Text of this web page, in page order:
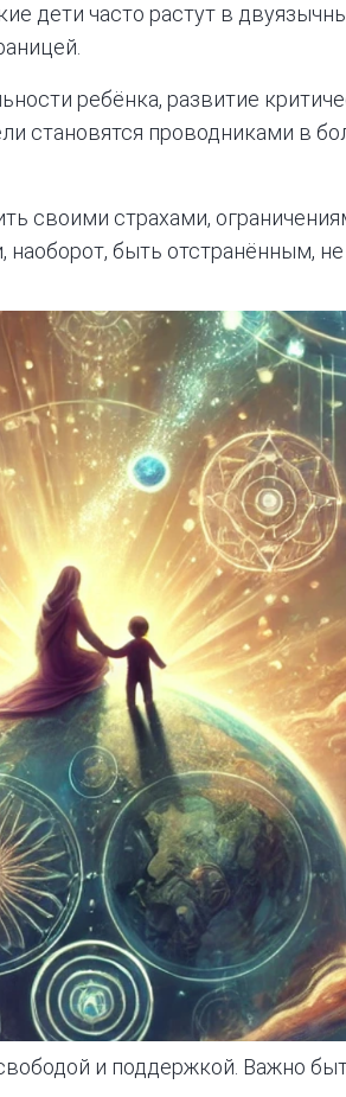
дети часто растут в
ребёнка, развитие
становятся проводниками в
своими страхами,
быть отстранённым,
и поддержкой. Важно